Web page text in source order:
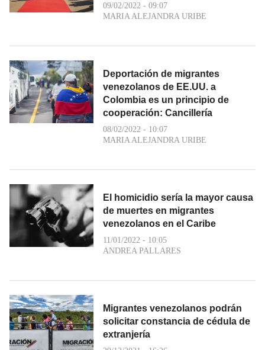
09/02/2022 - 09:07
MARIA ALEJANDRA URIBE
Deportación de migrantes
venezolanos de EE.UU. a
Colombia es un principio de
cooperación: Cancillería
08/02/2022 - 10:07
MARIA ALEJANDRA URIBE
El homicidio sería la mayor causa
de muertes en migrantes
venezolanos en el Caribe
11/01/2022 - 10:05
ANDREA PALLARES
Migrantes venezolanos podrán
solicitar constancia de cédula de
extranjería